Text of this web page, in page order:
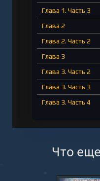
Глава 1. Часть 3
Глава 2
Глава 2. Часть 2
Глава 3
Глава 3. Часть 2
Глава 3. Часть 3
Глава 3. Часть 4
Глава 4. Часть 3
Глава 5. Часть 2
Что